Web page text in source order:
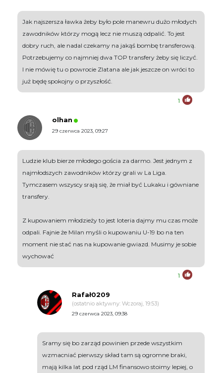
Jak najszersza ławka żeby było pole manewru dużo młodych
zawodników którzy mogą lecz nie muszą odpalić. To jest
dobry ruch, ale nadal czekamy na jakąś bombę transferową.
Potrzebujemy co najmniej dwa TOP transfery żeby się liczyć.
I nie mówię tu o powrocie Zlatana ale jak jeszcze on wróci to
już będę spokojny o przyszłość.
1
olhan
29 czerwca 2023, 09:27
Ludzie klub bierze młodego gościa za darmo. Jest jednym z
najmłodszych zawodników którzy grali w La Liga.
Tymczasem wszyscy srają się, że miał być Lukaku i gówniane
transfery.
Z kupowaniem młodzieży to jest loteria dajmy mu czas może
odpali. Fajnie że Milan myśli o kupowaniu U-19 bo na ten
moment nie stać nas na kupowanie gwiazd. Musimy je sobie
wychować
1
Rafał0209
(ostatnio aktywny: Wczoraj, 19:53)
29 czerwca 2023, 09:38
Sramy się bo zarząd powinien przede wszystkim
wzmacniać pierwszy skład tam są ogromne braki,
mają kilka lat pod rząd LM finansowo stoimy lepiej, o